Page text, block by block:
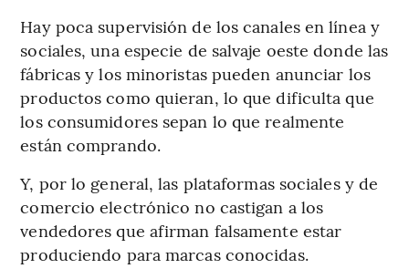
Hay poca supervisión de los canales en línea y
sociales, una especie de salvaje oeste donde las
fábricas y los minoristas pueden anunciar los
productos como quieran, lo que dificulta que
los consumidores sepan lo que realmente
están comprando.
Y, por lo general, las plataformas sociales y de
comercio electrónico no castigan a los
vendedores que afirman falsamente estar
produciendo para marcas conocidas.